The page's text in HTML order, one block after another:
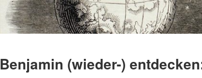
Benjamin (wieder-)